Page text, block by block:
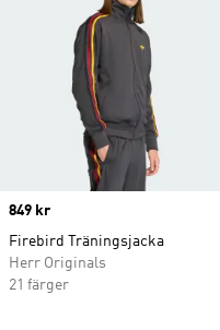
Price
849 kr
Firebird Träningsjacka
Herr Originals
21 färger